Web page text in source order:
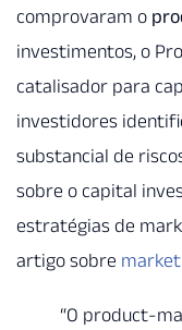
comprovaram o
investimentos, o
catalisador para
investidores
substancial de
sobre o capital
estratégias de
artigo sobre
“O product-